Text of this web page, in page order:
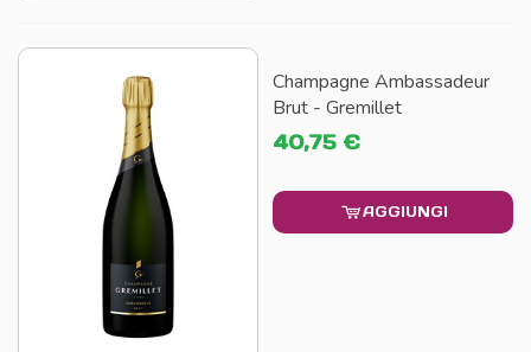
Champagne Ambassadeur
Brut - Gremillet
40,75 €
AGGIUNGI